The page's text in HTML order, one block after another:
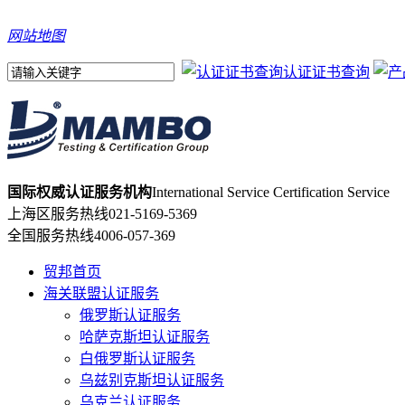
网站地图
认证证书查询
国际权威认证服务机构International Service Certification Service
上海区服务热线021-5169-5369
全国服务热线4006-057-369
贸邦首页
海关联盟认证服务
俄罗斯认证服务
哈萨克斯坦认证服务
白俄罗斯认证服务
乌兹别克斯坦认证服务
乌克兰认证服务